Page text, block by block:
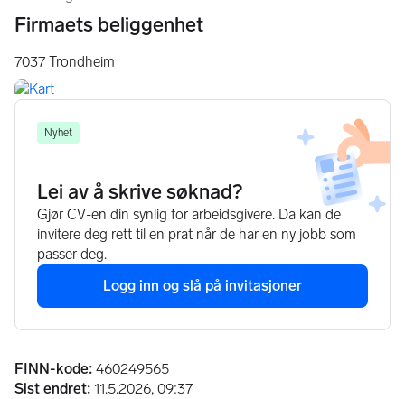
Firmaets beliggenhet
7037 Trondheim
Annonseinformasjon
FINN-kode: 460249565
Sist endret: 11.5.2026, 09:37